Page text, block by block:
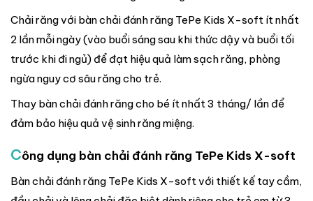
Chải răng với bàn chải đánh răng TePe Kids X-soft ít nhất
2 lần mỗi ngày (vào buổi sáng sau khi thức dậy và buổi tối
trước khi đi ngủ) để đạt hiệu quả làm sạch răng, phòng
ngừa nguy cơ sâu răng cho trẻ.
Thay bàn chải đánh răng cho bé ít nhất 3 tháng/ lần để
đảm bảo hiệu quả vệ sinh răng miệng.
Công dụng bàn chải đánh răng TePe Kids X-soft
Bàn chải đánh răng TePe Kids X-soft với thiết kế tay cầm,